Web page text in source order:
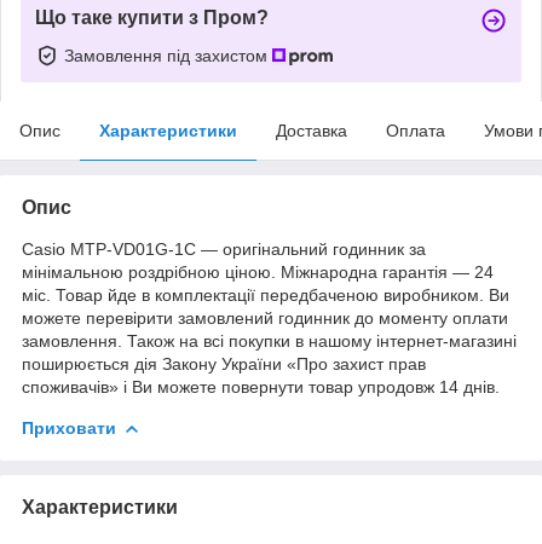
Що таке купити з Пром?
Замовлення під захистом
Опис Характеристики Доставка Оплата Умови
Опис
Casio MTP-VD01G-1C — оригінальний годинник за
мінімальною роздрібною ціною. Міжнародна гарантія — 24
міс. Товар йде в комплектації передбаченою виробником. Ви
можете перевірити замовлений годинник до моменту оплати
замовлення. Також на всі покупки в нашому інтернет-магазині
поширюється дія Закону України «Про захист прав
споживачів» і Ви можете повернути товар упродовж 14 днів.
Приховати
Характеристики